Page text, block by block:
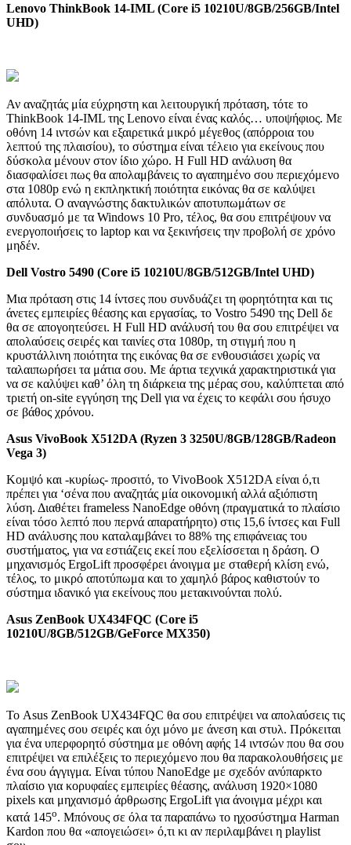
Lenovo ThinkBook 14-IML (Core i5 10210U/8GB/256GB/Intel
UHD)
Αν αναζητάς μία εύχρηστη και λειτουργική πρόταση, τότε το
ThinkBook 14-IML της Lenovo είναι ένας καλός… υποψήφιος. Με
οθόνη 14 ιντσών και εξαιρετικά μικρό μέγεθος (απόρροια του
λεπτού της πλαισίου), το σύστημα είναι τέλειο για εκείνους που
δύσκολα μένουν στον ίδιο χώρο. Η Full HD ανάλυση θα
διασφαλίσει πως θα απολαμβάνεις το αγαπημένο σου περιεχόμενο
στα 1080p ενώ η εκπληκτική ποιότητα εικόνας θα σε καλύψει
απόλυτα. Ο αναγνώστης δακτυλικών αποτυπωμάτων σε
συνδυασμό με τα Windows 10 Pro, τέλος, θα σου επιτρέψουν να
ενεργοποιήσεις το laptop και να ξεκινήσεις την προβολή σε χρόνο
μηδέν.
Dell Vostro 5490 (Core i5 10210U/8GB/512GB/Intel UHD)
Μια πρόταση στις 14 ίντσες που συνδυάζει τη φορητότητα και τις
άνετες εμπειρίες θέασης και εργασίας, το Vostro 5490 της Dell δε
θα σε απογοητεύσει. Η Full HD ανάλυσή του θα σου επιτρέψει να
απολαύσεις σειρές και ταινίες στα 1080p, τη στιγμή που η
κρυστάλλινη ποιότητα της εικόνας θα σε ενθουσιάσει χωρίς να
ταλαιπωρήσει τα μάτια σου. Με άρτια τεχνικά χαρακτηριστικά για
να σε καλύψει καθ’ όλη τη διάρκεια της μέρας σου, καλύπτεται από
τριετή on-site εγγύηση της Dell για να έχεις το κεφάλι σου ήσυχο
σε βάθος χρόνου.
Asus VivoBook X512DA (Ryzen 3 3250U/8GB/128GB/Radeon
Vega 3)
Κομψό και -κυρίως- προσιτό, το VivoBook X512DA είναι ό,τι
πρέπει για ‘σένα που αναζητάς μία οικονομική αλλά αξιόπιστη
λύση. Διαθέτει frameless NanoEdge οθόνη (πραγματικά το πλαίσιο
είναι τόσο λεπτό που περνά απαρατήρητο) στις 15,6 ίντσες και Full
HD ανάλυσης που καταλαμβάνει το 88% της επιφάνειας του
συστήματος, για να εστιάζεις εκεί που εξελίσσεται η δράση. Ο
μηχανισμός ErgoLift προσφέρει άνοιγμα με σταθερή κλίση ενώ,
τέλος, το μικρό αποτύπωμα και το χαμηλό βάρος καθιστούν το
σύστημα ιδανικό για εκείνους που μετακινούνται πολύ.
Asus ZenBook UX434FQC (Core i5
10210U/8GB/512GB/GeForce MX350)
Το Asus ZenBook UX434FQC θα σου επιτρέψει να απολαύσεις τις
αγαπημένες σου σειρές και όχι μόνο με άνεση και στυλ. Πρόκειται
για ένα υπερφορητό σύστημα με οθόνη αφής 14 ιντσών που θα σου
επιτρέψει να επιλέξεις το περιεχόμενο που θα παρακολουθήσεις με
ένα σου άγγιγμα. Είναι τύπου NanoEdge με σχεδόν ανύπαρκτο
πλαίσιο για κορυφαίες εμπειρίες θέασης, ανάλυση 1920×1080
pixels και μηχανισμό άρθρωσης ErgoLift για άνοιγμα μέχρι και
κατά 145ο. Μπόνους σε όλα τα παραπάνω το ηχοσύστημα Harman
Kardon που θα «απογειώσει» ό,τι κι αν περιλαμβάνει η playlist